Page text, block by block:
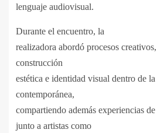
lenguaje audiovisual.
Durante el encuentro, la
realizadora abordó procesos
construcción
estética e identidad visual dentro de
contemporánea,
compartiendo además experiencias
junto a artistas como